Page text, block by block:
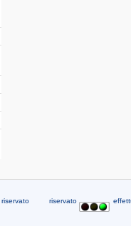
riservato riservato